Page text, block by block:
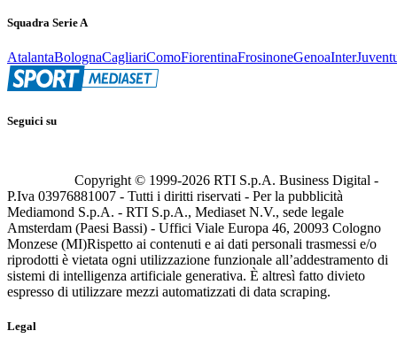
Squadra Serie A
AtalantaBolognaCagliariComoFiorentinaFrosinoneGenoaInter
Seguici su
Copyright © 1999-2026 RTI S.p.A. Business Digital -
P.Iva 03976881007 - Tutti i diritti riservati - Per la pubblicità
Mediamond S.p.A. - RTI S.p.A., Mediaset N.V., sede legale
Amsterdam (Paesi Bassi) - Uffici Viale Europa 46, 20093 Cologno
Monzese (MI)Rispetto ai contenuti e ai dati personali trasmessi e/o
riprodotti è vietata ogni utilizzazione funzionale all’addestramento di
sistemi di intelligenza artificiale generativa. È altresì fatto divieto
espresso di utilizzare mezzi automatizzati di data scraping.
Legal